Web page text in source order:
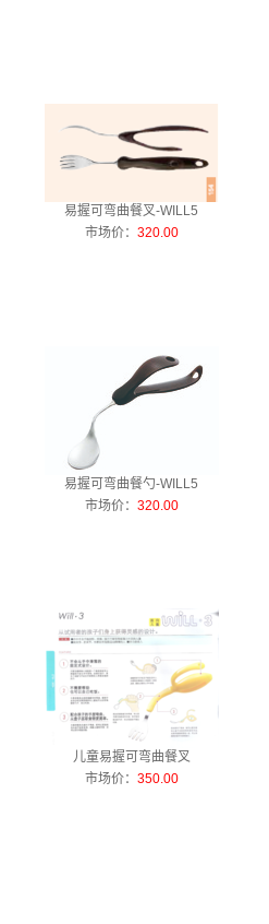
易握可弯曲餐叉-WILL5
市场价： 320.00
易握可弯曲餐勺-WILL5
市场价： 320.00
儿童易握可弯曲餐叉
市场价： 350.00